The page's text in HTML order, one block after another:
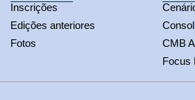
Inscrições
Edições anteriores
Fotos
CMB
Focus